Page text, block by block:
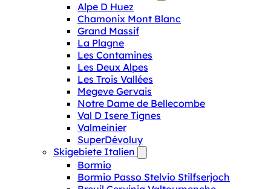
Alpe D Huez
Chamonix Mont Blanc
Grand Massif
La Plagne
Les Contamines
Les Deux Alpes
Les Trois Vallées
Megeve Gervais
Notre Dame de Bellecombe
Val D Isere Tignes
Valmeinier
SuperDévoluy
Skigebiete Italien
Bormio
Bormio Passo Stelvio Stilfserjoch